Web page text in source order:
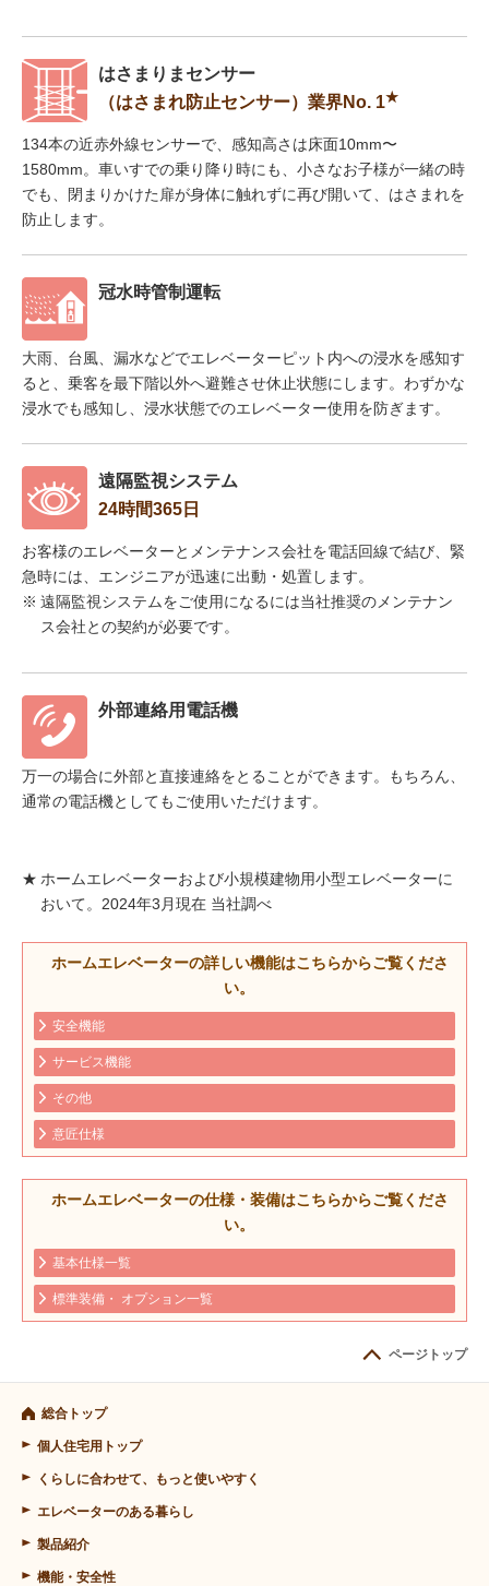
はさまりまセンサー
（はさまれ防止センサー）業界No. 1 ★
134本の近赤外線センサーで、感知高さは床面10mm〜
1580mm。車いすでの乗り降り時にも、小さなお子様が一緒の時
でも、閉まりかけた扉が身体に触れずに再び開いて、はさまれを
防止します。
冠水時管制運転
大雨、台風、漏水などでエレベーターピット内への浸水を感知す
ると、乗客を最下階以外へ避難させ休止状態にします。わずかな
浸水でも感知し、浸水状態でのエレベーター使用を防ぎます。
遠隔監視システム
24時間365日
お客様のエレベーターとメンテナンス会社を電話回線で結び、緊
急時には、エンジニアが迅速に出動・処置します。
※ 遠隔監視システムをご使用になるには当社推奨のメンテナン
ス会社との契約が必要です。
外部連絡用電話機
万一の場合に外部と直接連絡をとることができます。もちろん、
通常の電話機としてもご使用いただけます。
★ ホームエレベーターおよび小規模建物用小型エレベーターに
おいて。2024年3月現在 当社調べ
ホームエレベーターの詳しい機能はこちらからご覧くださ
い。
安全機能
サービス機能
その他
意匠仕様
ホームエレベーターの仕様・装備はこちらからご覧くださ
い。
基本仕様一覧
標準装備・ オプション一覧
ページトップ
総合トップ
個人住宅用トップ
くらしに合わせて、もっと使いやすく
エレベーターのある暮らし
製品紹介
機能・安全性